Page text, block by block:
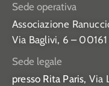
Sede operativa
Associazione
Via Baglivi, 6 –
Sede legale
presso Rita Paris, Via